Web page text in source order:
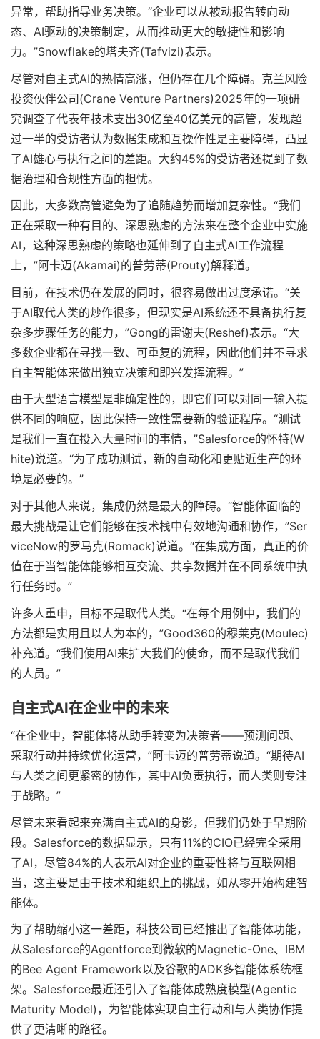
异常，帮助指导业务决策。“企业可以从被动报告转向动
态、AI驱动的决策制定，从而推动更大的敏捷性和影响
力。”Snowflake的塔夫齐(Tafvizi)表示。
尽管对自主式AI的热情高涨，但仍存在几个障碍。克兰风险
投资伙伴公司(Crane Venture Partners)2025年的一项研
究调查了代表年技术支出30亿至40亿美元的高管，发现超
过一半的受访者认为数据集成和互操作性是主要障碍，凸显
了AI雄心与执行之间的差距。大约45%的受访者还提到了数
据治理和合规性方面的担忧。
因此，大多数高管避免为了追随趋势而增加复杂性。“我们
正在采取一种有目的、深思熟虑的方法来在整个企业中实施
AI，这种深思熟虑的策略也延伸到了自主式AI工作流程
上，”阿卡迈(Akamai)的普劳蒂(Prouty)解释道。
目前，在技术仍在发展的同时，很容易做出过度承诺。“关
于AI取代人类的炒作很多，但现实是AI系统还不具备执行复
杂多步骤任务的能力，”Gong的雷谢夫(Reshef)表示。“大
多数企业都在寻找一致、可重复的流程，因此他们并不寻求
自主智能体来做出独立决策和即兴发挥流程。”
由于大型语言模型是非确定性的，即它们可以对同一输入提
供不同的响应，因此保持一致性需要新的验证程序。“测试
是我们一直在投入大量时间的事情，”Salesforce的怀特(W
hite)说道。“为了成功测试，新的自动化和更贴近生产的环
境是必要的。”
对于其他人来说，集成仍然是最大的障碍。“智能体面临的
最大挑战是让它们能够在技术栈中有效地沟通和协作，”Ser
viceNow的罗马克(Romack)说道。“在集成方面，真正的价
值在于当智能体能够相互交流、共享数据并在不同系统中执
行任务时。”
许多人重申，目标不是取代人类。“在每个用例中，我们的
方法都是实用且以人为本的，”Good360的穆莱克(Moulec)
补充道。“我们使用AI来扩大我们的使命，而不是取代我们
的人员。”
自主式AI在企业中的未来
“在企业中，智能体将从助手转变为决策者——预测问题、
采取行动并持续优化运营，”阿卡迈的普劳蒂说道。“期待AI
与人类之间更紧密的协作，其中AI负责执行，而人类则专注
于战略。”
尽管未来看起来充满自主式AI的身影，但我们仍处于早期阶
段。Salesforce的数据显示，只有11%的CIO已经完全采用
了AI，尽管84%的人表示AI对企业的重要性将与互联网相
当，这主要是由于技术和组织上的挑战，如从零开始构建智
能体。
为了帮助缩小这一差距，科技公司已经推出了智能体功能，
从Salesforce的Agentforce到微软的Magnetic-One、IBM
的Bee Agent Framework以及谷歌的ADK多智能体系统框
架。Salesforce最近还引入了智能体成熟度模型(Agentic
Maturity Model)，为智能体实现自主行动和与人类协作提
供了更清晰的路径。